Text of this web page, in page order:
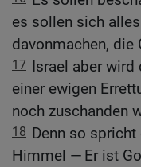
es sollen sich
davonmachen, die
17 Israel aber wird
einer ewigen
noch zuschanden
18 Denn so spricht
Himmel — Er ist